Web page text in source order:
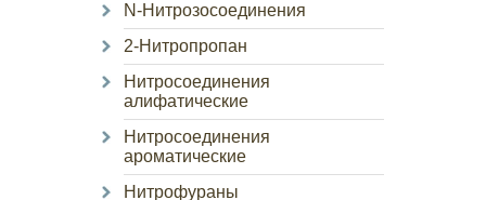
N-Нитрозосоединения
2-Нитропропан
Нитросоединения
алифатические
Нитросоединения
ароматические
Нитрофураны